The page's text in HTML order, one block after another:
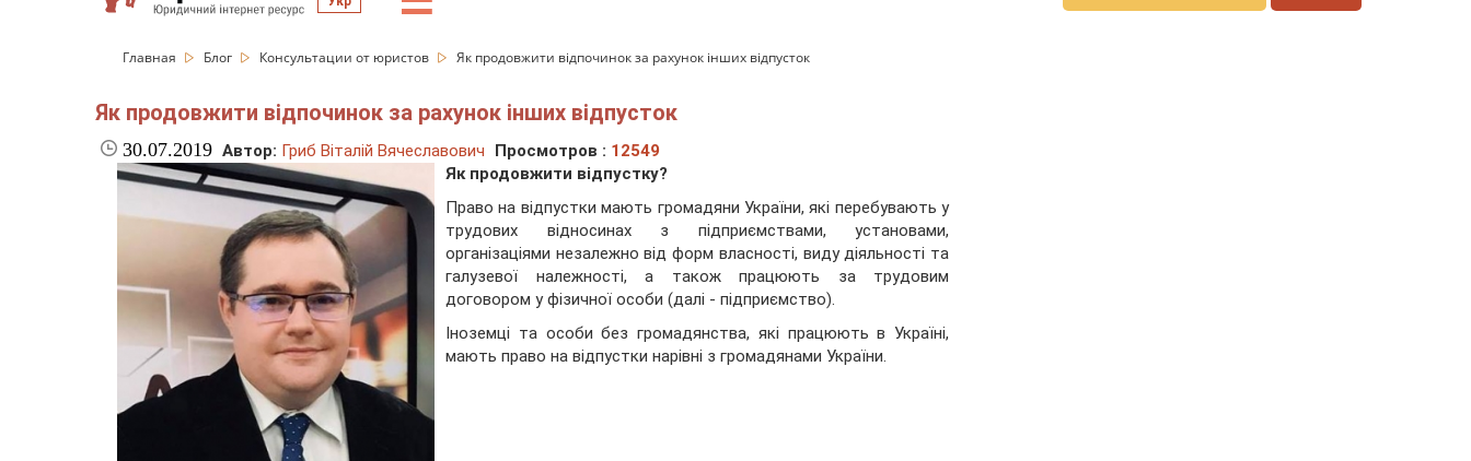
Главная Блог Консультации от юристов Як продовжити відпочинок за рахунок інших відпусток
Як продовжити відпочинок за рахунок інших відпусток
30.07.2019 Автор: Гриб Віталій Вячеславович Просмотров : 12549
Як продовжити відпустку?
Право на відпустки мають громадяни України, які перебувають у
трудових відносинах з підприємствами, установами,
організаціями незалежно від форм власності, виду діяльності та
галузевої належності, а також працюють за трудовим
договором у фізичної особи (далі - підприємство).
Іноземці та особи без громадянства, які працюють в Україні,
мають право на відпустки нарівні з громадянами України.